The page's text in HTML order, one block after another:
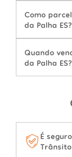
Como
da Palha ES?
Quando
da Palha ES?
É